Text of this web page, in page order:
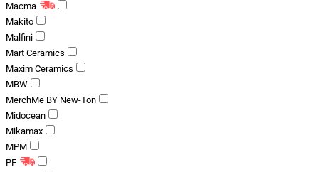
Macma
Makito
Malfini
Mart Ceramics
Maxim Ceramics
MBW
MerchMe BY New-Ton
Midocean
Mikamax
MPM
PF